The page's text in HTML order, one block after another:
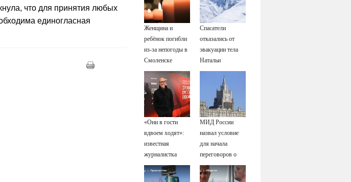
что для принятия любых
единогласная
Женщина и
ребёнок погибли
из-за непогоды в
Смоленске
Спасатели
отказались от
эвакуации тела
Натальи
Наговицыной с
семитысячника
«Они в гости
вдвоем ходят»:
известная
журналистка
подтвердила
роман
МИД России
назвал условие
для начала
переговоров о
мире с Украиной